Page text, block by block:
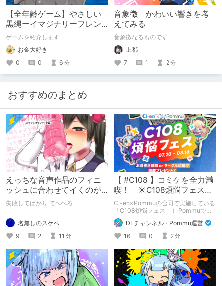
【全年齢ゲーム】やさしい
黒縄ーイマジナリーフレン
ドの「彼」と過ごすおぼん
やすみー
ゲームを紹介します
お金大好き
0
0 6 分
音象徴 かわいい響きを考
えてみる
音象徴なるものです
上都
7
1 2分
おすすめのまとめ
えっちな音声作品のフィニ
ッシュに合わせてイくのが
下手すぎる【失敗した話】
失敗してばかり てへぺろ
名無しのスケベ
9
2 11 分
【 #C108 】コミケを全力満
喫！ ☀C108煩悩フェス☀
Pommu版のご案内
Ci-en×Pommuの合同で実施している
「C108煩悩フェス」！ Pommuでの
参加方法について、改めてこちらでも
ご案内いたします！
DLチャンネル・Pommu運営
16
0 2分